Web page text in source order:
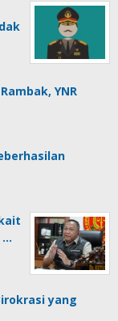
YNR
…
yang